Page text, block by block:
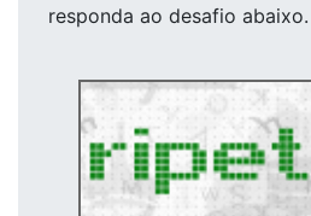
responda ao desafio abaixo.